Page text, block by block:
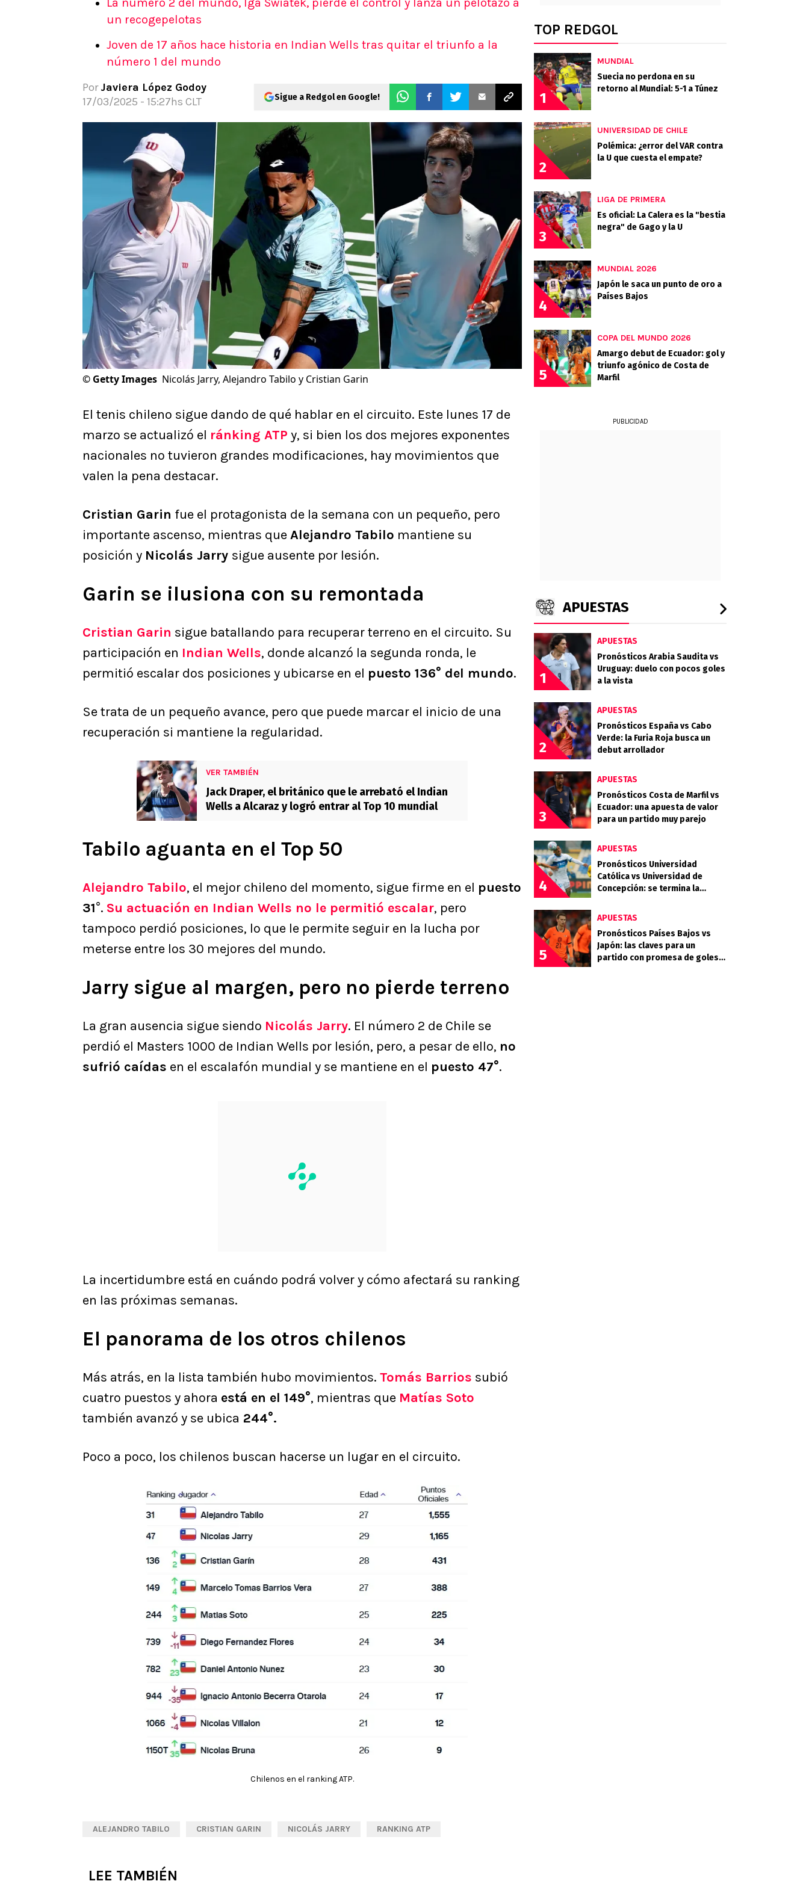
Apuesta del día
un recogepelotas
Joven de 17 años hace historia en Indian Wells tras quitar el triunfo a la
número 1 del mundo
Por Javiera López Godoy
17/03/2025 - 15:27hs CLT
Sigue a Redgol en Google!
© Getty Images Nicolás Jarry, Alejandro Tabilo y Cristian Garin
El tenis chileno sigue dando de qué hablar en el circuito. Este lunes 17 de
marzo se actualizó el ránking ATP y, si bien los dos mejores exponentes
nacionales no tuvieron grandes modificaciones, hay movimientos que
valen la pena destacar.
Cristian Garin fue el protagonista de la semana con un pequeño, pero
importante ascenso, mientras queAlejandro Tabilo mantiene su
posición y Nicolás Jarry sigue ausente por lesión.
Garin se ilusiona con su remontada
Cristian Garin sigue batallando para recuperar terreno en el circuito. Su
participación en Indian Wells, donde alcanzó la segunda ronda, le
permitió escalar dos posiciones y ubicarse en el puesto 136° del mundo.
Se trata de un pequeño avance, pero que puede marcar el inicio de una
recuperación si mantiene la regularidad.
VER TAMBIÉN
Jack Draper, el británico que le arrebató el Indian
Wells a Alcaraz y logró entrar al Top 10 mundial
Tabilo aguanta en el Top 50
Alejandro Tabilo, el mejor chileno del momento, sigue firme en el puesto
31°. Su actuación en Indian Wells no le permitió escalar, pero
tampoco perdió posiciones, lo que le permite seguir en la lucha por
meterse entre los 30 mejores del mundo.
Jarry sigue al margen, pero no pierde terreno
La gran ausencia sigue siendo Nicolás Jarry. El número 2 de Chile se
perdió el Masters 1000 de Indian Wells por lesión, pero, a pesar de ello, no
sufrió caídas en el escalafón mundial y se mantiene en el puesto 47°.
La incertidumbre está en cuándo podrá volver y cómo afectará su ranking
en las próximas semanas.
El panorama de los otros chilenos
Más atrás, en la lista también hubo movimientos. Tomás Barrios subió
cuatro puestos y ahora está en el 149°, mientras que Matías Soto
también avanzó y se ubica 244°.
Poco a poco, los chilenos buscan hacerse un lugar en el circuito.
Chilenos en el ranking ATP.
ALEJANDRO TABILO CRISTIAN GARIN NICOLÁS JARRY RANKING ATP
LEE TAMBIÉN
TOP REDGOL
1
MUNDIAL
Suecia no perdona en su
retorno al Mundial: 5-1 a Túnez
2
UNIVERSIDAD DE CHILE
Polémica: ¿error del VAR contra
la U que cuesta el empate?
3
LIGA DE PRIMERA
Es oficial: La Calera es la "bestia
negra" de Gago y la U
4
MUNDIAL 2026
Japón le saca un punto de oro a
Países Bajos
5
COPA DEL MUNDO 2026
Amargo debut de Ecuador: gol y
triunfo agónico de Costa de
Marfil
PUBLICIDAD
APUESTAS
1
APUESTAS
Pronósticos Arabia Saudita vs
Uruguay: duelo con pocos goles
a la vista
2
APUESTAS
Pronósticos España vs Cabo
Verde: la Furia Roja busca un
debut arrollador
3
APUESTAS
Pronósticos Costa de Marfil vs
Ecuador: una apuesta de valor
para un partido muy parejo
4
APUESTAS
Pronósticos Universidad
Católica vs Universidad de
Concepción: se termina la
5
APUESTAS
Pronósticos Países Bajos vs
Japón: las claves para un
partido con promesa de goles y